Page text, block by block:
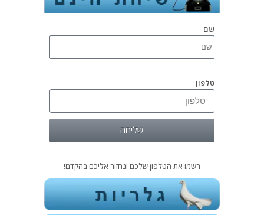
שם
טלפון
שליחה
רשמו את הטלפון שלכם ונחזור אליכם בהקדם!